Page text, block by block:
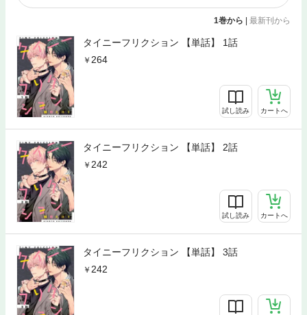
1巻から | 最新刊から
タイニーフリクション 【単話】 1話
264
試し読み カートへ
タイニーフリクション 【単話】 2話
242
試し読み カートへ
タイニーフリクション 【単話】 3話
242